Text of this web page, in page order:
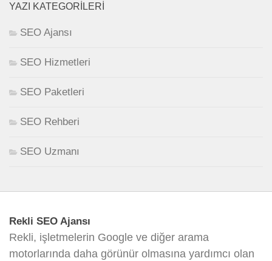
YAZI KATEGORILERI
SEO Ajansı
SEO Hizmetleri
SEO Paketleri
SEO Rehberi
SEO Uzmanı
Rekli SEO Ajansı
Rekli, işletmelerin Google ve diğer arama
motorlarında daha görünür olmasına yardımcı olan